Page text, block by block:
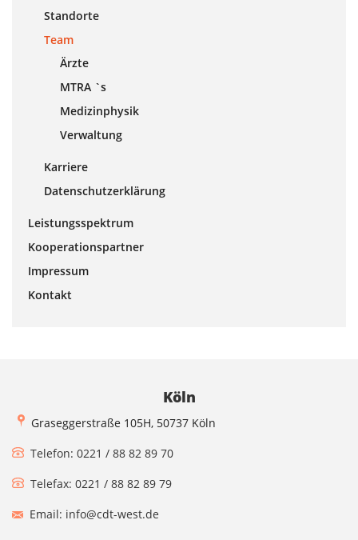
Standorte
Team
Ärzte
MTRA `s
Medizinphysik
Verwaltung
Karriere
Datenschutzerklärung
Leistungsspektrum
Kooperationspartner
Impressum
Kontakt
Köln
Graseggerstraße 105H, 50737 Köln
Telefon: 0221 / 88 82 89 70
Telefax: 0221 / 88 82 89 79
Email: info@cdt-west.de